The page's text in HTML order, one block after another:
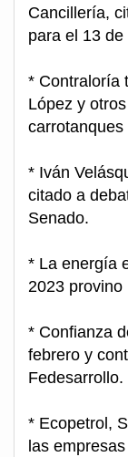
Cancillería,
para el 13 de
* Contraloría
López y
* Iván
citado a
Senado.
* La energía
2023 provino
* Confianza
febrero y
Fedesarrollo.
* Ecopetrol,
las